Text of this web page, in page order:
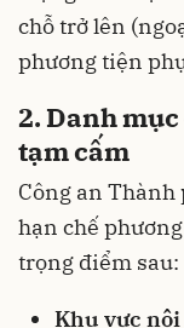
chỗ trở lên
phương tiện
2. Danh
tạm cấm
Công an Thành
hạn chế
trọng điểm sau:
Khu vực nội